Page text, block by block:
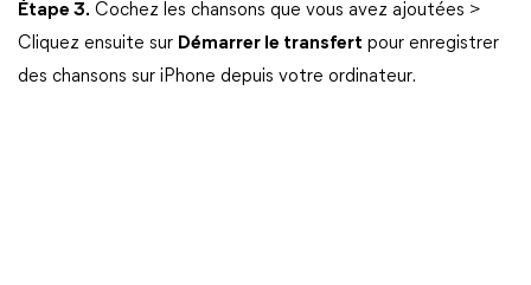
Étape 3. Cochez les chansons que vous avez ajoutées >
Cliquez ensuite sur Démarrer le transfert pour enregistrer
des chansons sur iPhone depuis votre ordinateur.